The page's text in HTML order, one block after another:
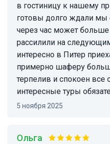
в гостиницу к нашему
готовы долго ждали мы
через час может
рассилили на
интересно в Питер
примерно шаферу
терпелив и спокоен все
интересные туры
5 ноября 2025
ольга